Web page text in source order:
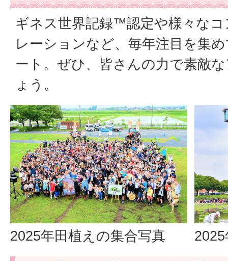
ギネス世界記録™認定や様々な
レーションなど、毎年注目を集
ート。ぜひ、皆さんの力で素敵
ょう。
2025年田植えの集合写真